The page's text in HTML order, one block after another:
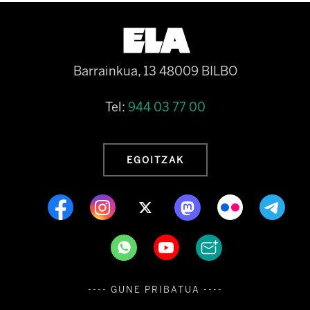
Barrainkua, 13 48009 BILBO
Tel: 944 03 77 00
EGOITZAK
---- GUNE PRIBATUA ----